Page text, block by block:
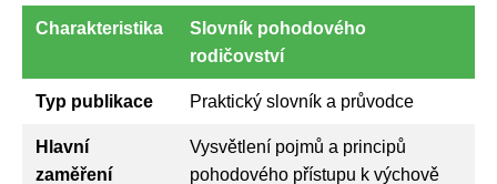
Charakteristika
Slovník pohodového
rodičovství
Typ publikace Praktický slovník a průvodce
Hlavní
zaměření
Vysvětlení pojmů a principů
pohodového přístupu k výchově